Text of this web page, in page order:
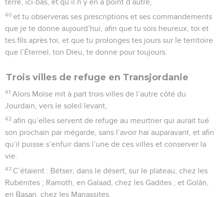
terre, ici-bas, et qu’il n’y en a point d’autre,
40 et tu observeras ses prescriptions et ses commandements
que je te donne aujourd’hui, afin que tu sois heureux, toi et
tes fils après toi, et que tu prolonges tes jours sur le territoire
que l’Éternel, ton Dieu, te donne pour toujours.
Trois villes de refuge en Transjordanie
41 Alors Moïse mit à part trois villes de l’autre côté du
Jourdain, vers le soleil levant,
42 afin qu’elles servent de refuge au meurtrier qui aurait tué
son prochain par mégarde, sans l’avoir haï auparavant, et afin
qu’il puisse s’enfuir dans l’une de ces villes et conserver la
vie.
43 C’étaient : Bétser, dans le désert, sur le plateau, chez les
Rubénites ; Ramoth, en Galaad, chez les Gadites ; et Golân,
en Basan, chez les Manassites.